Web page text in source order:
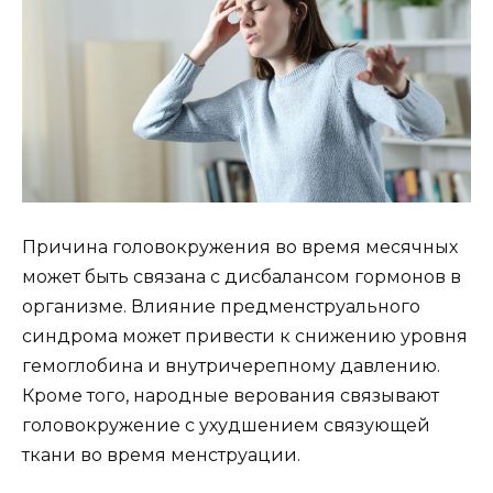
Причина головокружения во время месячных
может быть связана с дисбалансом гормонов в
организме. Влияние предменструального
синдрома может привести к снижению уровня
гемоглобина и внутричерепному давлению.
Кроме того, народные верования связывают
головокружение с ухудшением связующей
ткани во время менструации.